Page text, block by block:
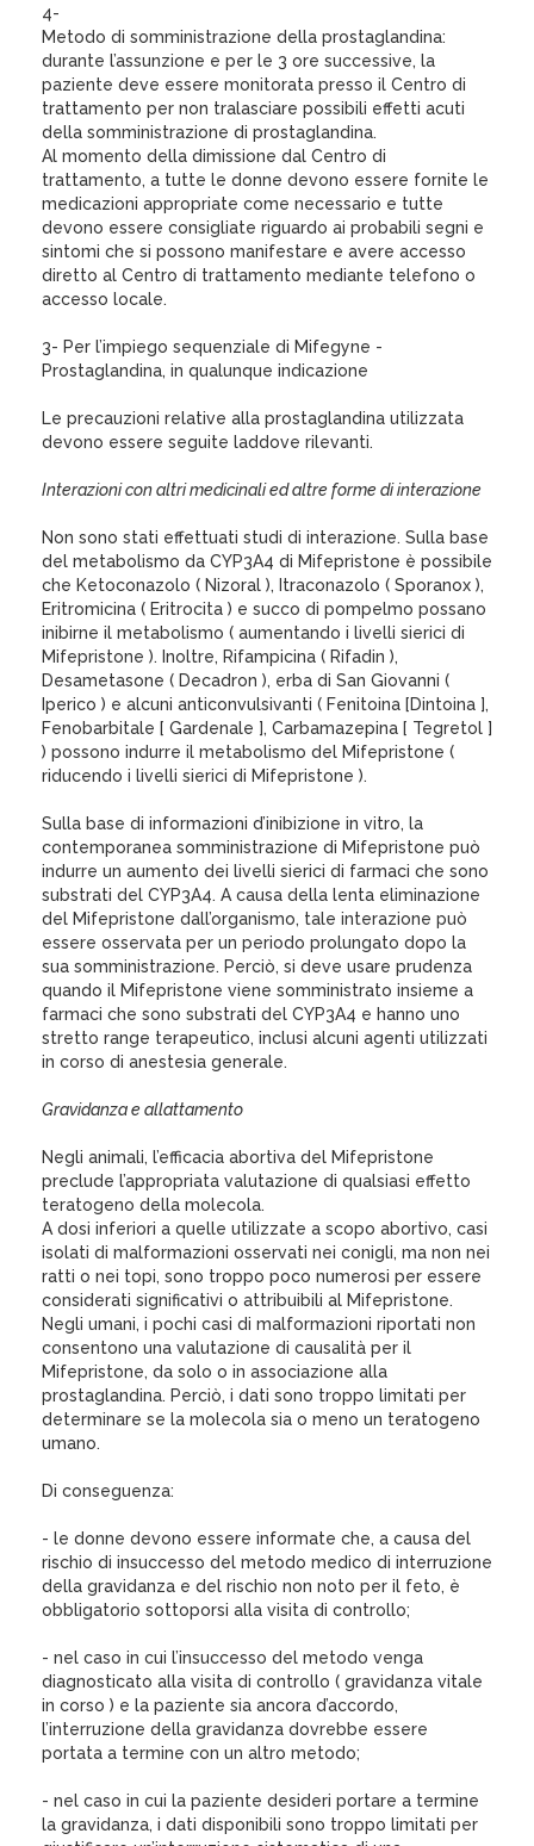
4-
Metodo di somministrazione della prostaglandina:
durante l’assunzione e per le 3 ore successive, la
paziente deve essere monitorata presso il Centro di
trattamento per non tralasciare possibili effetti acuti
della somministrazione di prostaglandina.
Al momento della dimissione dal Centro di
trattamento, a tutte le donne devono essere fornite le
medicazioni appropriate come necessario e tutte
devono essere consigliate riguardo ai probabili segni e
sintomi che si possono manifestare e avere accesso
diretto al Centro di trattamento mediante telefono o
accesso locale.
3- Per l’impiego sequenziale di Mifegyne -
Prostaglandina, in qualunque indicazione
Le precauzioni relative alla prostaglandina utilizzata
devono essere seguite laddove rilevanti.
Interazioni con altri medicinali ed altre forme di interazione
Non sono stati effettuati studi di interazione. Sulla base
del metabolismo da CYP3A4 di Mifepristone è possibile
che Ketoconazolo ( Nizoral ), Itraconazolo ( Sporanox ),
Eritromicina ( Eritrocita ) e succo di pompelmo possano
inibirne il metabolismo ( aumentando i livelli sierici di
Mifepristone ). Inoltre, Rifampicina ( Rifadin ),
Desametasone ( Decadron ), erba di San Giovanni (
Iperico ) e alcuni anticonvulsivanti ( Fenitoina [Dintoina ],
Fenobarbitale [ Gardenale ], Carbamazepina [ Tegretol ]
) possono indurre il metabolismo del Mifepristone (
riducendo i livelli sierici di Mifepristone ).
Sulla base di informazioni d’inibizione in vitro, la
contemporanea somministrazione di Mifepristone può
indurre un aumento dei livelli sierici di farmaci che sono
substrati del CYP3A4. A causa della lenta eliminazione
del Mifepristone dall’organismo, tale interazione può
essere osservata per un periodo prolungato dopo la
sua somministrazione. Perciò, si deve usare prudenza
quando il Mifepristone viene somministrato insieme a
farmaci che sono substrati del CYP3A4 e hanno uno
stretto range terapeutico, inclusi alcuni agenti utilizzati
in corso di anestesia generale.
Gravidanza e allattamento
Negli animali, l’efficacia abortiva del Mifepristone
preclude l’appropriata valutazione di qualsiasi effetto
teratogeno della molecola.
A dosi inferiori a quelle utilizzate a scopo abortivo, casi
isolati di malformazioni osservati nei conigli, ma non nei
ratti o nei topi, sono troppo poco numerosi per essere
considerati significativi o attribuibili al Mifepristone.
Negli umani, i pochi casi di malformazioni riportati non
consentono una valutazione di causalità per il
Mifepristone, da solo o in associazione alla
prostaglandina. Perciò, i dati sono troppo limitati per
determinare se la molecola sia o meno un teratogeno
umano.
Di conseguenza:
- le donne devono essere informate che, a causa del
rischio di insuccesso del metodo medico di interruzione
della gravidanza e del rischio non noto per il feto, è
obbligatorio sottoporsi alla visita di controllo;
- nel caso in cui l’insuccesso del metodo venga
diagnosticato alla visita di controllo ( gravidanza vitale
in corso ) e la paziente sia ancora d’accordo,
l’interruzione della gravidanza dovrebbe essere
portata a termine con un altro metodo;
- nel caso in cui la paziente desideri portare a termine
la gravidanza, i dati disponibili sono troppo limitati per